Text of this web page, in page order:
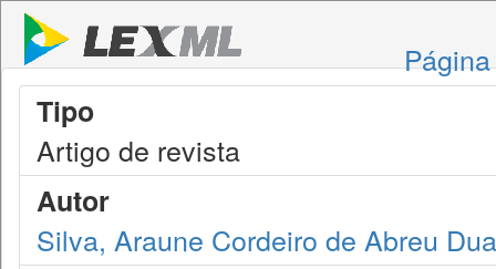
Tipo
Artigo de revista
Autor
Silva, Araune Cordeiro de Abreu